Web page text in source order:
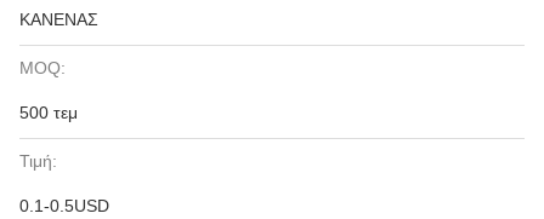
ΚΑΝΕΝΑΣ
MOQ:
500 τεμ
Τιμή:
0.1-0.5USD